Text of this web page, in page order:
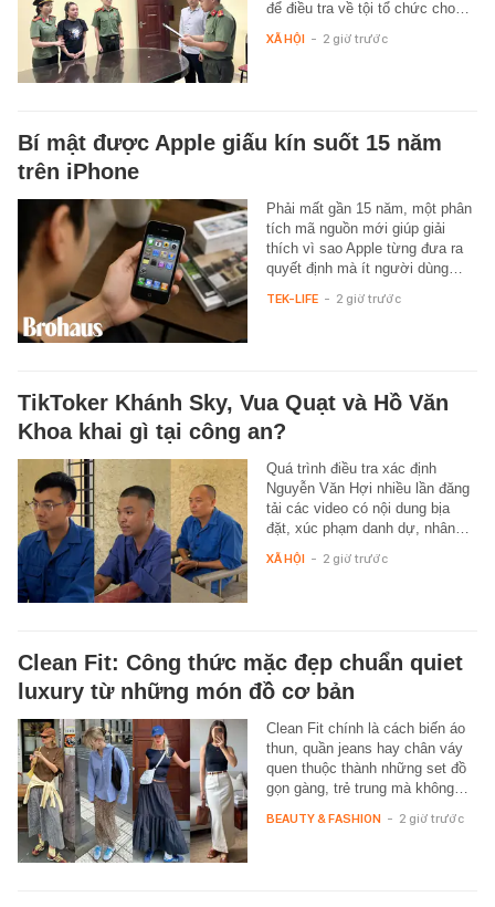
để điều tra về tội tổ chức cho…
XÃ HỘI - 2 giờ trước
Bí mật được Apple giấu kín suốt 15 năm
trên iPhone
Phải mất gần 15 năm, một phân
tích mã nguồn mới giúp giải
thích vì sao Apple từng đưa ra
quyết định mà ít người dùng…
TEK-LIFE - 2 giờ trước
TikToker Khánh Sky, Vua Quạt và Hồ Văn
Khoa khai gì tại công an?
Quá trình điều tra xác định
Nguyễn Văn Hợi nhiều lần đăng
tải các video có nội dung bịa
đặt, xúc phạm danh dự, nhân…
XÃ HỘI - 2 giờ trước
Clean Fit: Công thức mặc đẹp chuẩn quiet
luxury từ những món đồ cơ bản
Clean Fit chính là cách biến áo
thun, quần jeans hay chân váy
quen thuộc thành những set đồ
gọn gàng, trẻ trung mà không…
BEAUTY & FASHION - 2 giờ trước